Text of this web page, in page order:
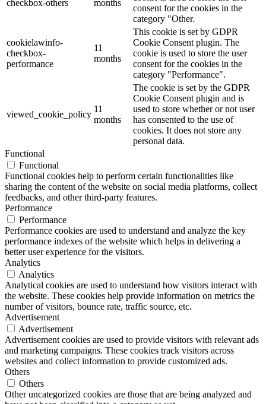
checkbox-others
months
consent for the cookies in the
category "Other.
cookielawinfo-
checkbox-
performance
11
months
This cookie is set by GDPR
Cookie Consent plugin. The
cookie is used to store the user
consent for the cookies in the
category "Performance".
viewed_cookie_policy
11
months
The cookie is set by the GDPR
Cookie Consent plugin and is
used to store whether or not user
has consented to the use of
cookies. It does not store any
personal data.
Functional
Functional
Functional cookies help to perform certain functionalities like
sharing the content of the website on social media platforms, collect
feedbacks, and other third-party features.
Performance
Performance
Performance cookies are used to understand and analyze the key
performance indexes of the website which helps in delivering a
better user experience for the visitors.
Analytics
Analytics
Analytical cookies are used to understand how visitors interact with
the website. These cookies help provide information on metrics the
number of visitors, bounce rate, traffic source, etc.
Advertisement
Advertisement
Advertisement cookies are used to provide visitors with relevant ads
and marketing campaigns. These cookies track visitors across
websites and collect information to provide customized ads.
Others
Others
Other uncategorized cookies are those that are being analyzed and